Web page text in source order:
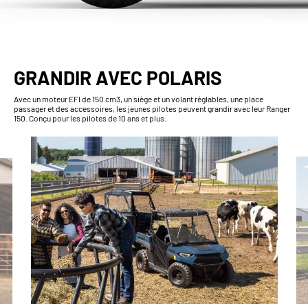
GRANDIR AVEC POLARIS
Avec un moteur EFI de 150 cm3, un siège et un volant réglables, une place
passager et des accessoires, les jeunes pilotes peuvent grandir avec leur Ranger
150. Conçu pour les pilotes de 10 ans et plus.